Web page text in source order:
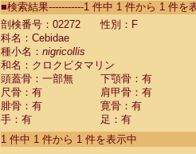
CebidaeSaguinus labiatus(0)
Cebidae Saguinus leucopus
Cebidae
CebidaeSaguinus mystax
CebidaeSaguinus nigricollis
Cebidae Saguinus oedipus
Cebidae Saguinus weddelli
Cebidae Saguinusspp.
Cebidae Aotus trivirgatus
Cebidae Cebus albifrons
■検索結果-----------1 件中 1 件から 1 件を
剖検番号：02272
性別：F
科名：Cebidae
種小名： nigricollis
和名：クロクビタマリン
頭蓋骨：一部無
下顎骨：有
尺骨：有
肩甲骨：有
腓骨：有
寛骨：有
手：有
足：有
1 件中 1 件から 1 件を表示中